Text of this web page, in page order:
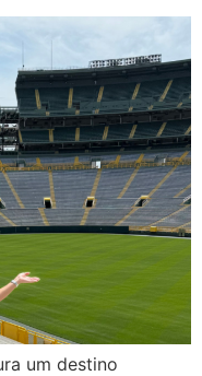
um destino